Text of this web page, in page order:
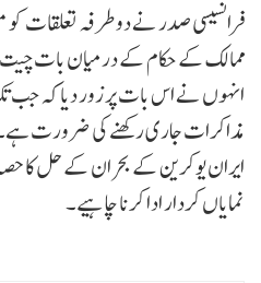
فرانسیسی صدر نے دوطرفہ تعلقات
ممالک کے حکام کے درمیان بات چیت
انہوں نے اس بات پر زور دیا کہ جب تک
مذاکرات جاری رکھنے کی ضرورت
ایران یوکرین کے بحران کے حل کا
نمایاں کردار ادا کرنا چاہیے۔